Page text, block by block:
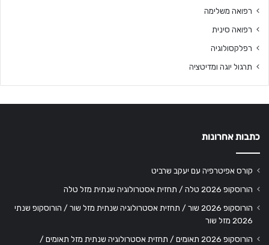
רפואה משלימה
רפואה סינית
רפלקסולוגיה
תרגול יוגה ומדיטציה
כתבות אחרונות
קורס אפיטרפיה עם יעקב שרביט
הורוסקופ 2026 טלה / תחזית אסטרולוגיה שנתית מזל טלה
הורוסקופ 2026 שור / תחזית אסטרולוגיה שנתית מזל שור / הורוסקופ שנתי
2026 מזל שור
הורוסקופ 2026 תאומים / תחזית אסטרולוגיה שנתית מזל תאומים /